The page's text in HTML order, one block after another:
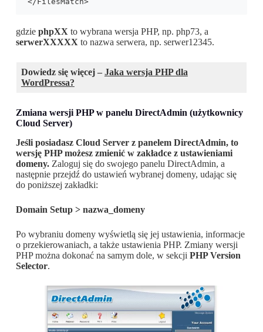
gdzie phpXX to wybrana wersja PHP, np. php73, a
serwerXXXXX to nazwa serwera, np. serwer12345.
Dowiedz się więcej – Jaka wersja PHP dla
WordPressa?
Zmiana wersji PHP w panelu DirectAdmin (użytkownicy
Cloud Server)
Jeśli posiadasz Cloud Server z panelem DirectAdmin, to
wersję PHP możesz zmienić w zakładce z ustawieniami
domeny.Zaloguj się do swojego panelu DirectAdmin, a
następnie przejdź do ustawień wybranej domeny, udając się
do poniższej zakładki:
Domain Setup > nazwa_domeny
Po wybraniu domeny wyświetlą się jej ustawienia, informacje
o przekierowaniach, a także ustawienia PHP. Zmiany wersji
PHP można dokonać na samym dole, w sekcji PHP Version
Selector.